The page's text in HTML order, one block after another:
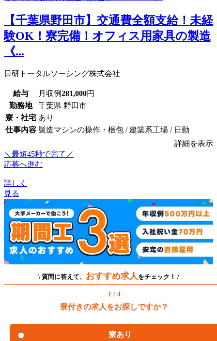
【千葉県野田市】交通費全額支給！未経
験OK！寮完備！オフィス用家具の製造
《...
日研トータルソーシング株式会社
給与 月収例281,000円
勤務地
千葉県 野田市
寮・社宅 あり
仕事内容 製造マシンの操作・梱包 / 建築系工場 / 日勤
詳細を表示
＼最短45秒で完了／
応募へ進む
詳しく
見る
\ 質問に答えて、 おすすめ求人 をチェック！ /
1 / 4
寮付きの求人をお探しですか？
寮あり